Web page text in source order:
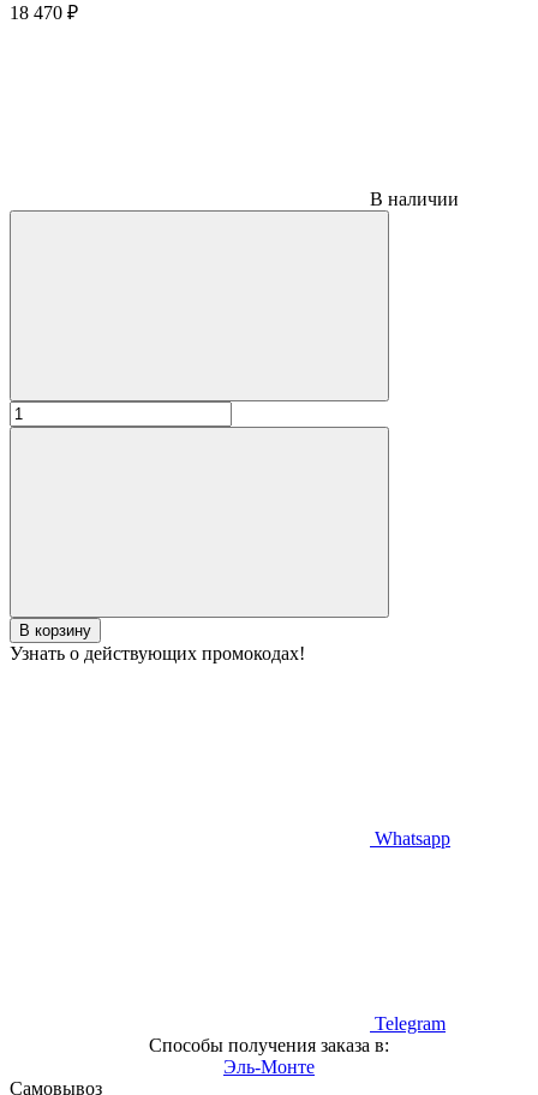
18 470 ₽
В наличии
В корзину
Узнать о действующих промокодах!
Whatsapp
Telegram
Способы получения заказа в:
Эль-Монте
Самовывоз